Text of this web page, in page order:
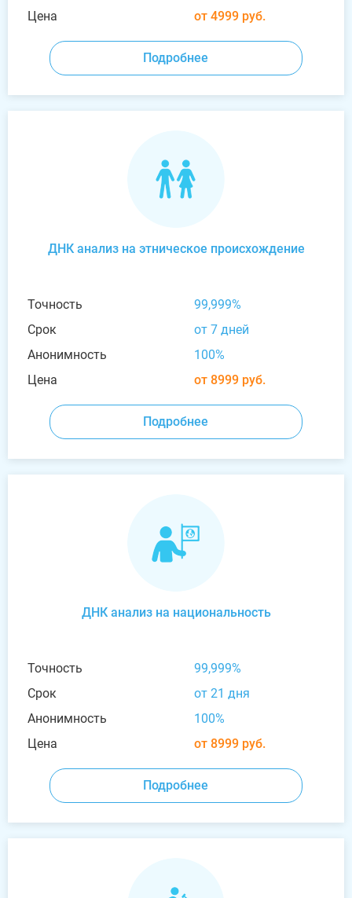
Цена
от 4999 руб.
Подробнее
ДНК анализ на этническое происхождение
Точность
99,999%
Срок
от 7 дней
Анонимность
100%
Цена
от 8999 руб.
Подробнее
ДНК анализ на национальность
Точность
99,999%
Срок
от 21 дня
Анонимность
100%
Цена
от 8999 руб.
Подробнее